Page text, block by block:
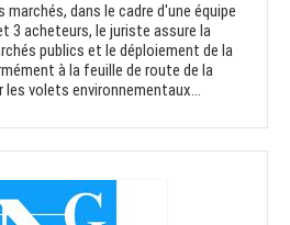
dans le cadre d'une équipe
3 acheteurs, le juriste assure la
publics et le déploiement de la
à la feuille de route de la
volets environnementaux...